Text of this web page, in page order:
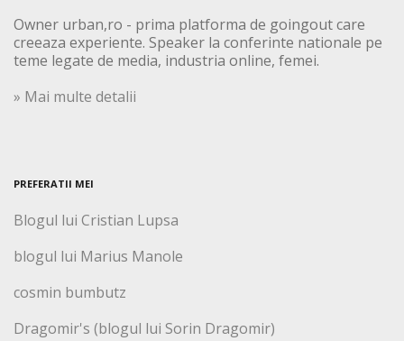
Owner urban,ro - prima platforma de goingout care
creeaza experiente. Speaker la conferinte nationale pe
teme legate de media, industria online, femei.
» Mai multe detalii
PREFERATII MEI
Blogul lui Cristian Lupsa
blogul lui Marius Manole
cosmin bumbutz
Dragomir's (blogul lui Sorin Dragomir)